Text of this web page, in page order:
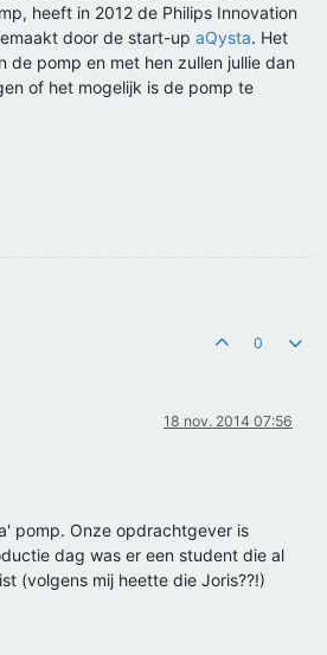
heeft in 2012 de Philips Innovation
door de start-up aQysta. Het
de pomp en met hen zullen jullie dan
of het mogelijk is de pomp te
0
18 nov. 2014 07:56
pomp. Onze opdrachtgever is
dag was er een student die al
(volgens mij heette die Joris??!)